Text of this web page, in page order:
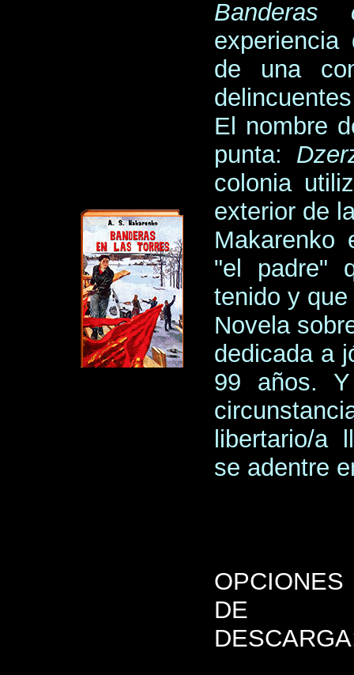
de una
El nombre
punta:
colonia
exterior de
Makarenko
"el padre"
tenido y
Novela
dedicada a
99 años.
libertario/a
se adentre
OPCIONES
DE